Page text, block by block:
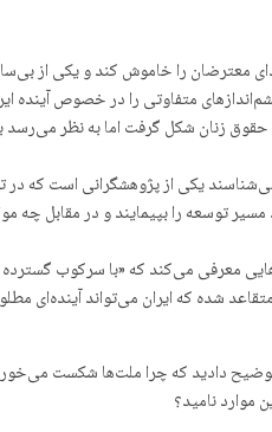
متفاوتی را در خصوص
زنان شکل گرفت اما به نظر
یکی از پژوهشگرانی است که
توسعه را بپیمایند و در مقابل
معرفی می‌کند که «با سرکوب
که ایران می‌تواند آینده‌ای
دادید که چرا ملت‌ها شکست
موارد نامید؟